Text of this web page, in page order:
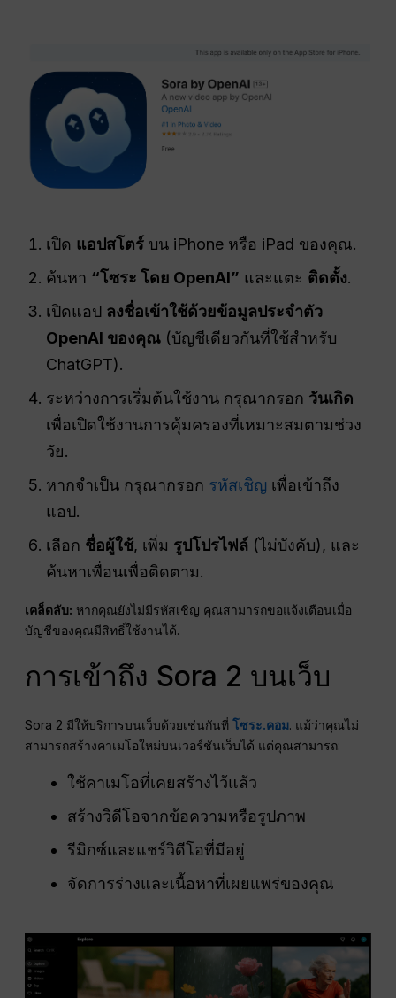
เปิด แอปสโตร์ บน iPhone หรือ iPad ของคุณ.
ค้นหา “โซระ โดย OpenAI” และแตะ ติดตั้ง.
เปิดแอป ลงชื่อเข้าใช้ด้วยข้อมูลประจำตัว
OpenAI ของคุณ (บัญชีเดียวกันที่ใช้สำหรับ
ChatGPT).
ระหว่างการเริ่มต้นใช้งาน กรุณากรอก วันเกิด
เพื่อเปิดใช้งานการคุ้มครองที่เหมาะสมตามช่วง
วัย.
หากจำเป็น กรุณากรอก รหัสเชิญ เพื่อเข้าถึง
แอป.
เลือก ชื่อผู้ใช้, เพิ่ม รูปโปรไฟล์ (ไม่บังคับ), และ
ค้นหาเพื่อนเพื่อติดตาม.
เคล็ดลับ: หากคุณยังไม่มีรหัสเชิญ คุณสามารถขอแจ้งเตือนเมื่อ
บัญชีของคุณมีสิทธิ์ใช้งานได้.
การเข้าถึง Sora 2 บนเว็บ
Sora 2 มีให้บริการบนเว็บด้วยเช่นกันที่โซระ.คอม. แม้ว่าคุณไม่
สามารถสร้างคาเมโอใหม่บนเวอร์ชันเว็บได้ แต่คุณสามารถ:
ใช้คาเมโอที่เคยสร้างไว้แล้ว
สร้างวิดีโอจากข้อความหรือรูปภาพ
รีมิกซ์และแชร์วิดีโอที่มีอยู่
จัดการร่างและเนื้อหาที่เผยแพร่ของคุณ